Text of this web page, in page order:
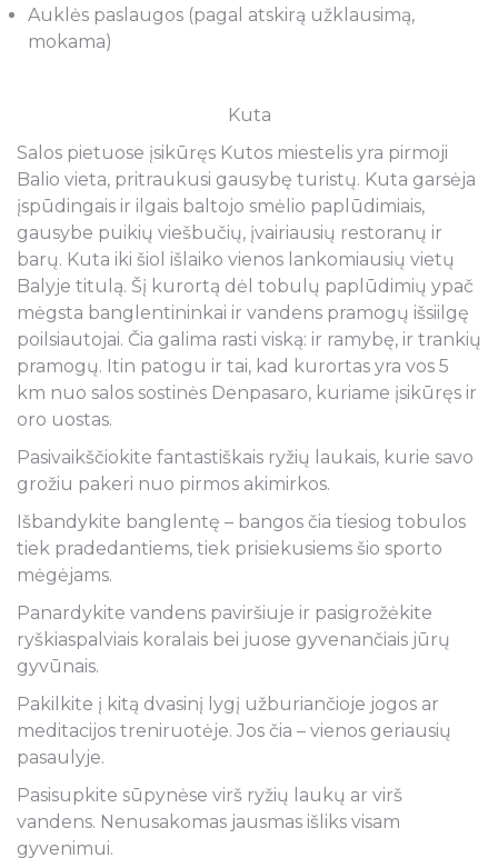
Auklės paslaugos (pagal atskirą užklausimą,
mokama)
Kuta
Salos pietuose įsikūręs Kutos miestelis yra pirmoji
Balio vieta, pritraukusi gausybę turistų. Kuta garsėja
įspūdingais ir ilgais baltojo smėlio paplūdimiais,
gausybe puikių viešbučių, įvairiausių restoranų ir
barų. Kuta iki šiol išlaiko vienos lankomiausių vietų
Balyje titulą. Šį kurortą dėl tobulų paplūdimių ypač
mėgsta banglentininkai ir vandens pramogų išsiilgę
poilsiautojai. Čia galima rasti viską: ir ramybę, ir trankių
pramogų. Itin patogu ir tai, kad kurortas yra vos 5
km nuo salos sostinės Denpasaro, kuriame įsikūręs ir
oro uostas.
Pasivaikščiokite fantastiškais ryžių laukais, kurie savo
grožiu pakeri nuo pirmos akimirkos.
Išbandykite banglentę – bangos čia tiesiog tobulos
tiek pradedantiems, tiek prisiekusiems šio sporto
mėgėjams.
Panardykite vandens paviršiuje ir pasigrožėkite
ryškiaspalviais koralais bei juose gyvenančiais jūrų
gyvūnais.
Pakilkite į kitą dvasinį lygį užburiančioje jogos ar
meditacijos treniruotėje. Jos čia – vienos geriausių
pasaulyje.
Pasisupkite sūpynėse virš ryžių laukų ar virš
vandens. Nenusakomas jausmas išliks visam
gyvenimui.